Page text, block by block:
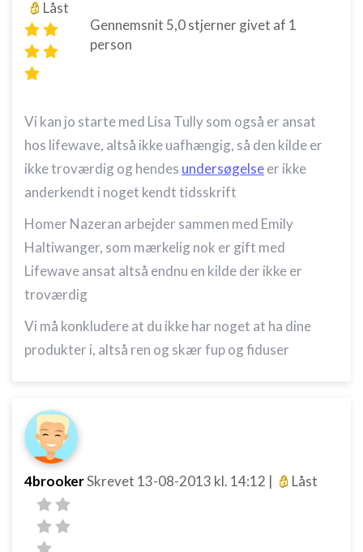
Låst
Gennemsnit 5,0stjerner givet af 1
person
Vi kan jo starte med Lisa Tully som også er ansat
hos lifewave, altså ikke uafhængig, så den kilde er
ikke troværdig og hendes undersøgelseer ikke
anderkendt i noget kendt tidsskrift
Homer Nazeran arbejder sammen med Emily
Haltiwanger, som mærkelig nok er gift med
Lifewave ansat altså endnu en kilde der ikke er
troværdig
Vi må konkludere at du ikke har noget at ha dine
produkter i, altså ren og skær fup og fiduser
4brookerSkrevet 13-08-2013 kl. 14:12 | Låst